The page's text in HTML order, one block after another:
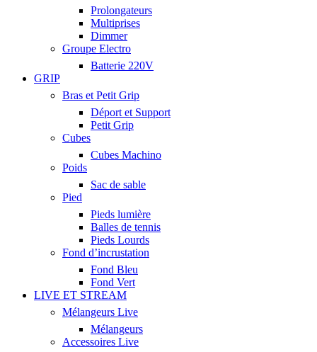
Prolongateurs
Multiprises
Dimmer
Groupe Electro
Batterie 220V
GRIP
Bras et Petit Grip
Déport et Support
Petit Grip
Cubes
Cubes Machino
Poids
Sac de sable
Pied
Pieds lumière
Balles de tennis
Pieds Lourds
Fond d’incrustation
Fond Bleu
Fond Vert
LIVE ET STREAM
Mélangeurs Live
Mélangeurs
Accessoires Live